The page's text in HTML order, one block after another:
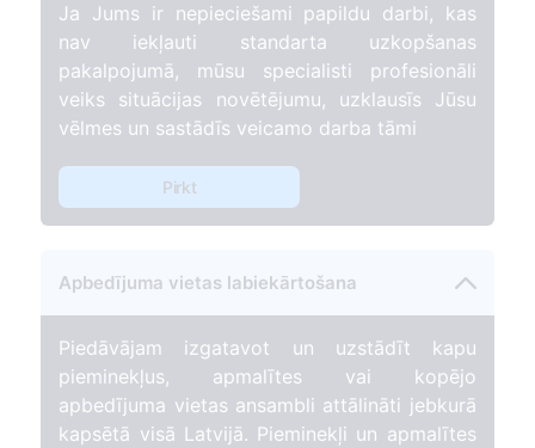
Ja Jums ir nepieciešami papildu darbi, kas
nav iekļauti standarta uzkopšanas
pakalpojumā, mūsu specialisti profesionāli
veiks situācijas novētējumu, uzklausīs Jūsu
vēlmes un sastādīs veicamo darba tāmi
Pirkt
Apbedījuma vietas labiekārtošana
Piedāvājam izgatavot un uzstādīt kapu
pieminekļus, apmalītes vai kopējo
apbedījuma vietas ansambli attālināti jebkurā
kapsētā visā Latvijā. Pieminekļi un apmalītes